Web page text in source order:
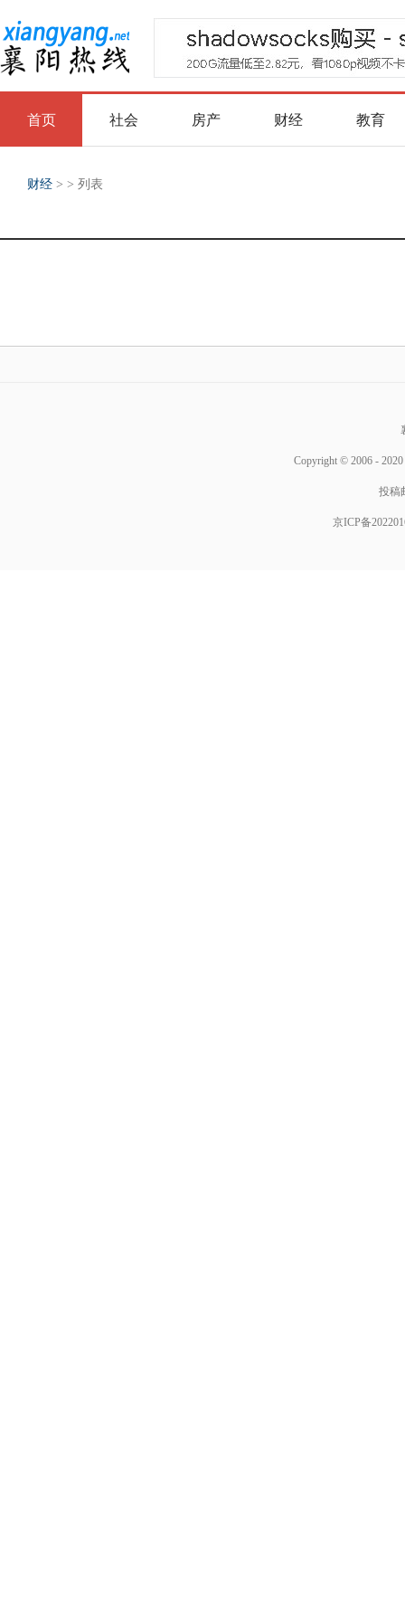
首页 社会 房产 财经 教育
财经 > > 列表
Copyright © 2006 - 2020
投稿
京ICP备